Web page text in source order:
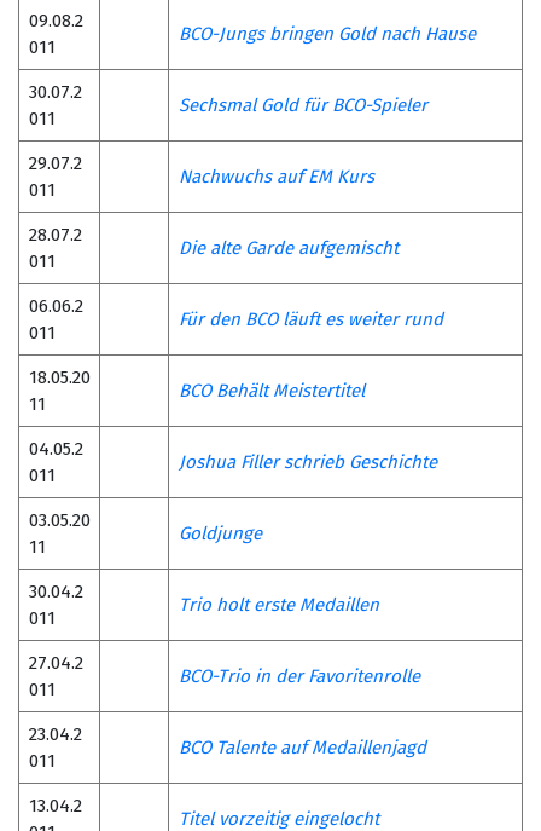
09.08.2
011
BCO-Jungs bringen Gold nach Hause
30.07.2
011
Sechsmal Gold für BCO-Spieler
29.07.2
011
Nachwuchs auf EM Kurs
28.07.2
011
Die alte Garde aufgemischt
06.06.2
011
Für den BCO läuft es weiter rund
18.05.20
11
BCO Behält Meistertitel
04.05.2
011
Joshua Filler schrieb Geschichte
03.05.20
11
Goldjunge
30.04.2
011
Trio holt erste Medaillen
27.04.2
011
BCO-Trio in der Favoritenrolle
23.04.2
011
BCO Talente auf Medaillenjagd
13.04.2
Titel vorzeitig eingelocht